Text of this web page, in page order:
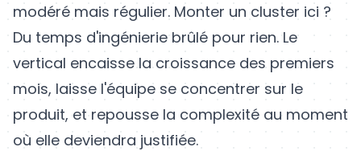
modéré mais régulier. Monter un cluster ici ?
Du temps d'ingénierie brûlé pour rien. Le
vertical encaisse la croissance des premiers
mois, laisse l'équipe se concentrer sur le
produit, et repousse la complexité au moment
où elle deviendra justifiée.